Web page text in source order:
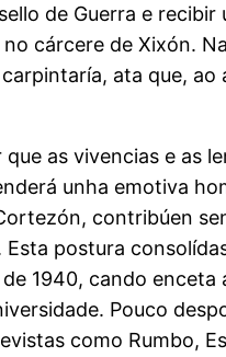
de Guerra e
cárcere de Xixón.
ata que,
que as vivencias e as
unha emotiva
contribúen
postura
1940, cando
Pouco
como Rumbo,